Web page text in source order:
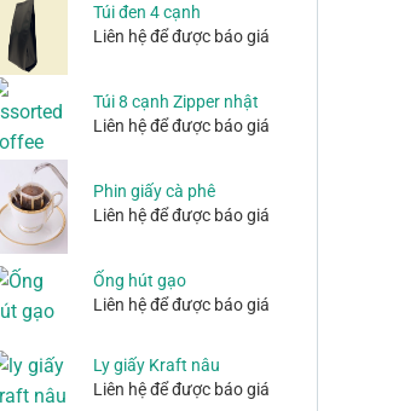
Túi đen 4 cạnh
Liên hệ để được báo giá
Túi 8 cạnh Zipper nhật
Liên hệ để được báo giá
Phin giấy cà phê
Liên hệ để được báo giá
Ống hút gạo
Liên hệ để được báo giá
Ly giấy Kraft nâu
Liên hệ để được báo giá